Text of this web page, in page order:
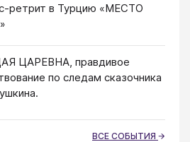
ретрит в Турцию «МЕСТО
ЦАРЕВНА, правдивое
по следам сказочника
ВСЕ СОБЫТИЯ